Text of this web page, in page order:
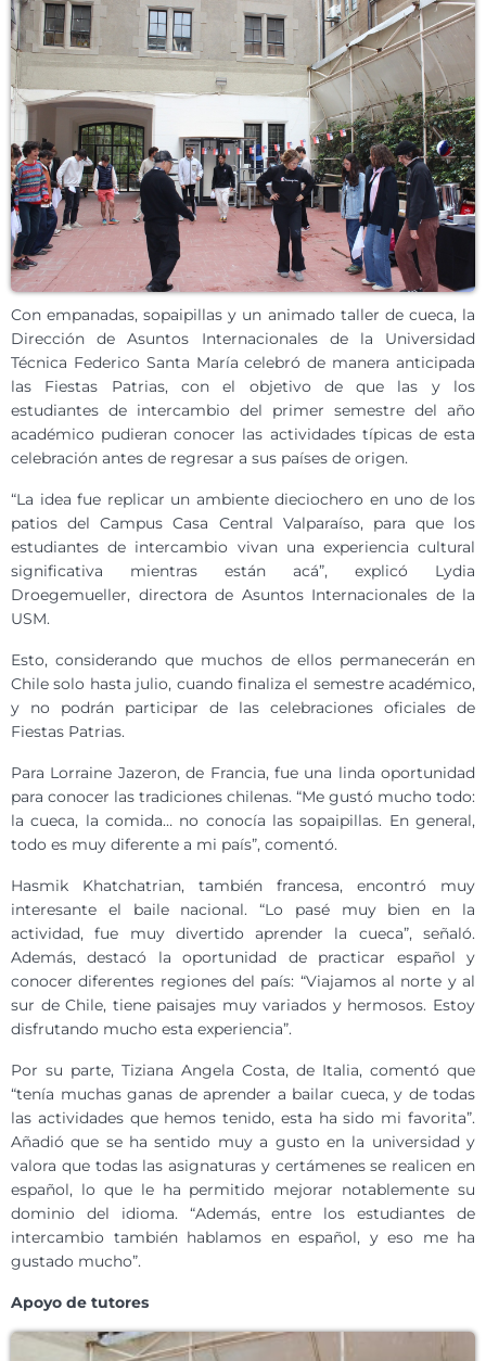
Con empanadas, sopaipillas y un animado taller de cueca, la
Dirección de Asuntos Internacionales de la Universidad
Técnica Federico Santa María celebró de manera anticipada
las Fiestas Patrias, con el objetivo de que las y los
estudiantes de intercambio del primer semestre del año
académico pudieran conocer las actividades típicas de esta
celebración antes de regresar a sus países de origen.
“La idea fue replicar un ambiente dieciochero en uno de los
patios del Campus Casa Central Valparaíso, para que los
estudiantes de intercambio vivan una experiencia cultural
significativa mientras están acá”, explicó Lydia
Droegemueller, directora de Asuntos Internacionales de la
USM.
Esto, considerando que muchos de ellos permanecerán en
Chile solo hasta julio, cuando finaliza el semestre académico,
y no podrán participar de las celebraciones oficiales de
Fiestas Patrias.
Para Lorraine Jazeron, de Francia, fue una linda oportunidad
para conocer las tradiciones chilenas. “Me gustó mucho todo:
la cueca, la comida… no conocía las sopaipillas. En general,
todo es muy diferente a mi país”, comentó.
Hasmik Khatchatrian, también francesa, encontró muy
interesante el baile nacional. “Lo pasé muy bien en la
actividad, fue muy divertido aprender la cueca”, señaló.
Además, destacó la oportunidad de practicar español y
conocer diferentes regiones del país: “Viajamos al norte y al
sur de Chile, tiene paisajes muy variados y hermosos. Estoy
disfrutando mucho esta experiencia”.
Por su parte, Tiziana Angela Costa, de Italia, comentó que
“tenía muchas ganas de aprender a bailar cueca, y de todas
las actividades que hemos tenido, esta ha sido mi favorita”.
Añadió que se ha sentido muy a gusto en la universidad y
valora que todas las asignaturas y certámenes se realicen en
español, lo que le ha permitido mejorar notablemente su
dominio del idioma. “Además, entre los estudiantes de
intercambio también hablamos en español, y eso me ha
gustado mucho”.
Apoyo de tutores